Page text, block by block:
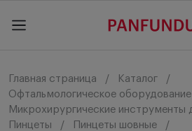
Главная страница
Каталог
Офтальмологическое оборудование
Микрохирургические инструменты
Пинцеты
Пинцеты шовные